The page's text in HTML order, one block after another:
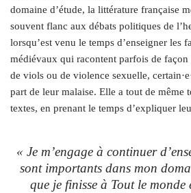
domaine d’étude, la littérature française
souvent flanc aux débats politiques de
lorsqu’est venu le temps d’enseigner les
médiévaux qui racontent parfois de façon
de viols ou de violence sexuelle,
part de leur malaise. Elle a tout de même
textes, en prenant le temps d’expliquer
« Je m’engage à continuer
sont importants dans mon
que je finisse à Tout le monde